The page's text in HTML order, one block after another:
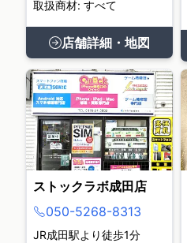
取扱商材: すべて
店舗詳細・地図
ストックラボ成田店
050-5268-8313
JR成田駅より徒歩1分